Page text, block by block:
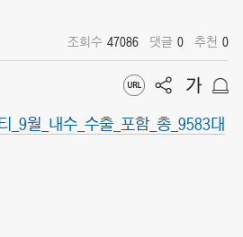
조회수 47086 댓글 0 추천 0
_9월_내수_수출_포함_총_9583대